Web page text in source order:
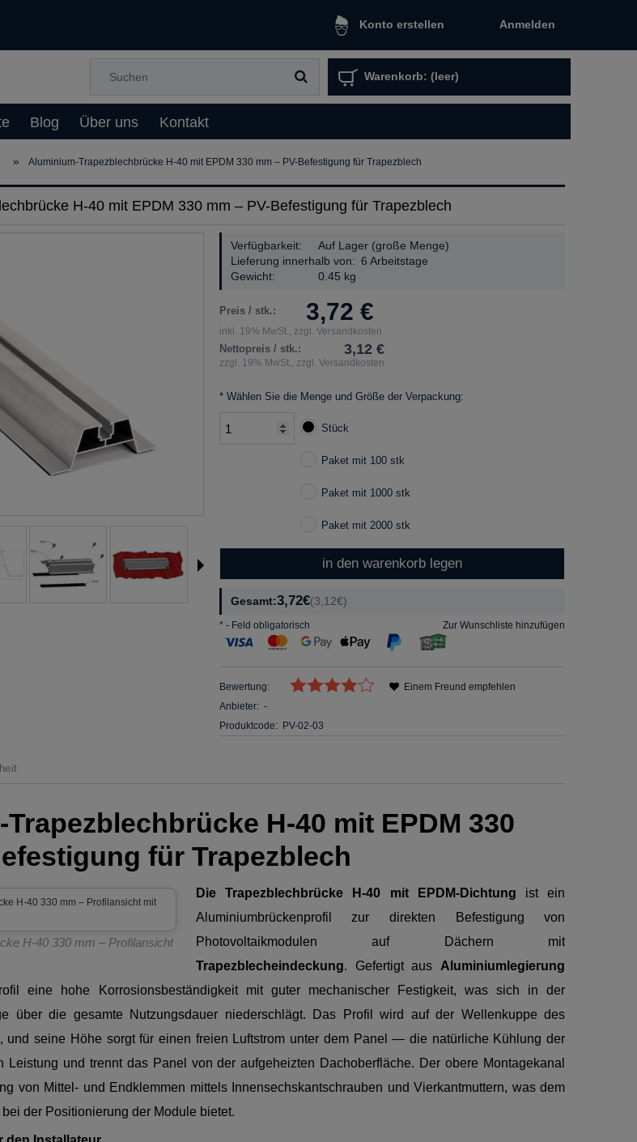
Konto erstellen Anmelden
Warenkorb: (leer)
Blog Über uns Kontakt
» Aluminium-Trapezblechbrücke H-40 mit EPDM 330 mm – PV-Befestigung für Trapezblech
H-40 mit EPDM 330 mm – PV-Befestigung für Trapezblech
Verfügbarkeit:
Auf Lager (große Menge)
Lieferung innerhalb von: 6 Arbeitstage
Gewicht:
0.45 kg
Preis / stk.: 3,72 €
inkl. 19% MwSt., zzgl. Versandkosten
Nettopreis / stk.: 3,12 €
zzgl. 19% MwSt., zzgl. Versandkosten
*Wählen Sie die Menge und Größe der Verpackung:
Stück
Paket mit 100 stk
Paket mit 1000 stk
Paket mit 2000 stk
in den warenkorb legen
Gesamt:3,72€(3,12€)
Zur Wunschliste hinzufügen
*- Feld obligatorisch
Bewertung:
Anbieter: -
Produktcode: PV-02-03
Einem Freund empfehlen
H-40 mit EPDM 330
für Trapezblech
H-40 330 mm – Profilansicht
Die Trapezblechbrücke H-40 mit EPDM-Dichtung ist ein
Aluminiumbrückenprofil zur direkten Befestigung von
Photovoltaikmodulen auf Dächern mit
Trapezblecheindeckung. Gefertigt aus Aluminiumlegierung
eine hohe Korrosionsbeständigkeit mit guter mechanischer Festigkeit, was sich in der
über die gesamte Nutzungsdauer niederschlägt. Das Profil wird auf der Wellenkuppe des
und seine Höhe sorgt für einen freien Luftstrom unter dem Panel — die natürliche Kühlung der
Leistung und trennt das Panel von der aufgeheizten Dachoberfläche. Der obere Montagekanal
von Mittel- und Endklemmen mittels Innensechskantschrauben und Vierkantmuttern, was dem
der Positionierung der Module bietet.